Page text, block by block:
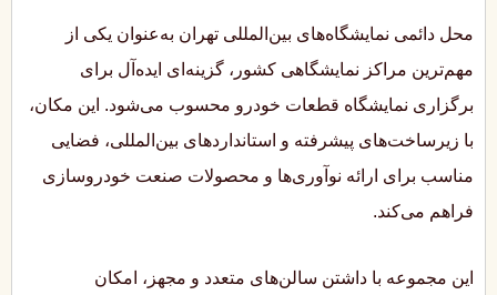
محل دائمی نمایشگاه‌های بین‌المللی تهران به‌عنوان یکی از
مهم‌ترین مراکز نمایشگاهی کشور، گزینه‌ای ایده‌آل برای
برگزاری نمایشگاه قطعات خودرو محسوب می‌شود. این مکان،
با زیرساخت‌های پیشرفته و استانداردهای بین‌المللی، فضایی
مناسب برای ارائه نوآوری‌ها و محصولات صنعت خودروسازی
فراهم می‌کند.
این مجموعه با داشتن سالن‌های متعدد و مجهز، امکان